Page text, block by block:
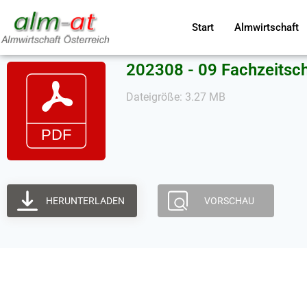
Start Almwirtschaft
202308 - 09
Dateigröße: 3.27 MB
HERUNTERLADEN VORSCHAU